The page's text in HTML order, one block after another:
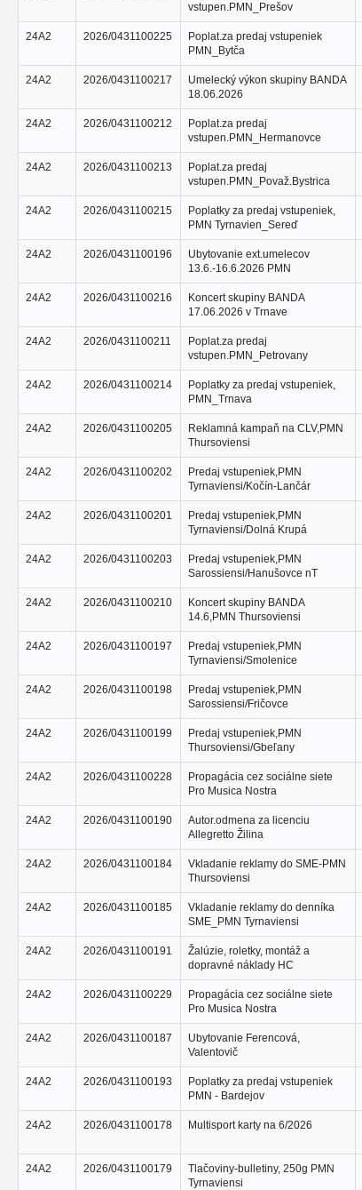
vstupen.PMN_Prešov
24A2 2026/0431100225
Poplat.za predaj vstupeniek
PMN_Bytča
24A2 2026/0431100217
Umelecký výkon skupiny BANDA
18.06.2026
24A2 2026/0431100212
Poplat.za predaj
vstupen.PMN_Hermanovce
24A2 2026/0431100213
Poplat.za predaj
vstupen.PMN_Považ.Bystrica
24A2 2026/0431100215
Poplatky za predaj vstupeniek,
PMN Tyrnavien_Sereď
24A2 2026/0431100196
Ubytovanie ext.umelecov
13.6.-16.6.2026 PMN
24A2 2026/0431100216
Koncert skupiny BANDA
17.06.2026 v Trnave
24A2 2026/0431100211
Poplat.za predaj
vstupen.PMN_Petrovany
24A2 2026/0431100214
Poplatky za predaj vstupeniek,
PMN_Trnava
24A2 2026/0431100205
Reklamná kampaň na CLV,PMN
Thursoviensi
24A2 2026/0431100202
Predaj vstupeniek,PMN
Tyrnaviensi/Kočín-Lančár
24A2 2026/0431100201
Predaj vstupeniek,PMN
Tyrnaviensi/Dolná Krupá
24A2 2026/0431100203
Predaj vstupeniek,PMN
Sarossiensi/Hanušovce nT
24A2 2026/0431100210
Koncert skupiny BANDA
14.6,PMN Thursoviensi
24A2 2026/0431100197
Predaj vstupeniek,PMN
Tyrnaviensi/Smolenice
24A2 2026/0431100198
Predaj vstupeniek,PMN
Sarossiensi/Fričovce
24A2 2026/0431100199
Predaj vstupeniek,PMN
Thursoviensi/Gbeľany
24A2 2026/0431100228
Propagácia cez sociálne siete
Pro Musica Nostra
24A2 2026/0431100190
Autor.odmena za licenciu
Allegretto Žilina
24A2 2026/0431100184
Vkladanie reklamy do SME-PMN
Thursoviensi
24A2 2026/0431100185
Vkladanie reklamy do denníka
SME_PMN Tyrnaviensi
24A2 2026/0431100191
Žalúzie, roletky, montáž a
dopravné náklady HC
24A2 2026/0431100229
Propagácia cez sociálne siete
Pro Musica Nostra
24A2 2026/0431100187
Ubytovanie Ferencová,
Valentovič
24A2 2026/0431100193
Poplatky za predaj vstupeniek
PMN - Bardejov
24A2 2026/0431100178 Multisport karty na 6/2026
24A2 2026/0431100179
Tlačoviny-bulletiny, 250g PMN
Tyrnaviensi